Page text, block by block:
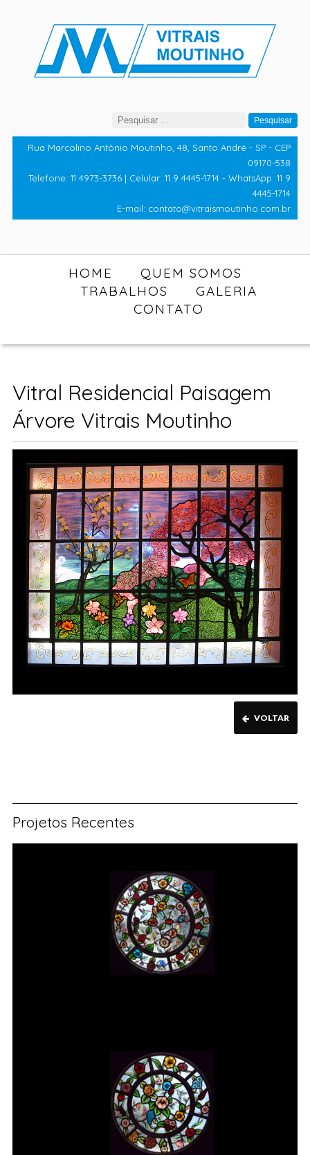
Pesquisar
por:
Rua Marcolino Antônio Moutinho, 48, Santo André - SP - CEP
09170-538
Telefone: 11 4973-3736 | Celular: 11 9 4445-1714 - WhatsApp: 11 9
4445-1714
E-mail: contato@vitraismoutinho.com.br
HOME
QUEM SOMOS
TRABALHOS
GALERIA
CONTATO
Vitral Residencial Paisagem
Árvore Vitrais Moutinho
VOLTAR
Projetos Recentes